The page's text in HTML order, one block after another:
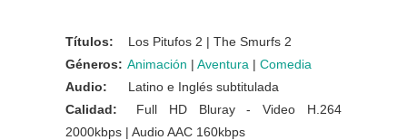
Títulos:
Los Pitufos 2 | The Smurfs 2
Géneros: Animación | Aventura | Comedia
Audio:
Latino e Inglés subtitulada
Calidad:
Full HD Bluray - Video H.264
2000kbps | Audio AAC 160kbps